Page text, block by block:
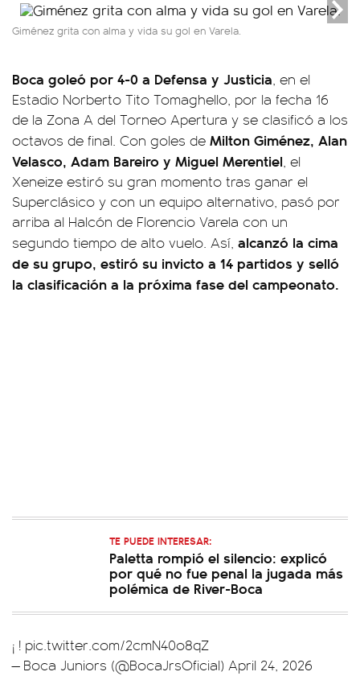
Giménez grita con alma y vida su gol en Varela.
Boca goleó por 4-0 a Defensa y Justicia, en el
Estadio Norberto Tito Tomaghello, por la fecha 16
de la Zona A del Torneo Apertura y se clasificó a los
octavos de final. Con goles de Milton Giménez, Alan
Velasco, Adam Bareiro y Miguel Merentiel, el
Xeneize estiró su gran momento tras ganar el
Superclásico y con un equipo alternativo, pasó por
arriba al Halcón de Florencio Varela con un
segundo tiempo de alto vuelo. Así, alcanzó la cima
de su grupo, estiró su invicto a 14 partidos y selló
la clasificación a la próxima fase del campeonato.
TE PUEDE INTERESAR:
Paletta rompió el silencio: explicó
por qué no fue penal la jugada más
polémica de River-Boca
¡ ! pic.twitter.com/2cmN40o8qZ
— Boca Juniors (@BocaJrsOficial) April 24, 2026